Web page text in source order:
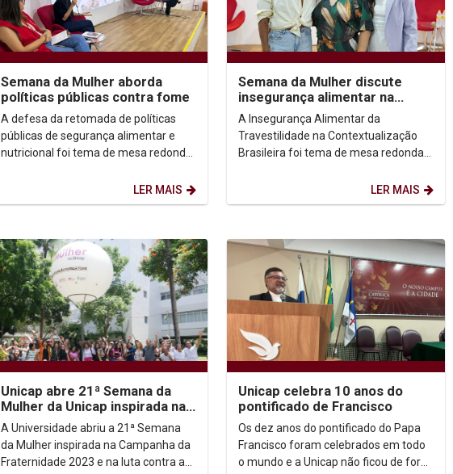
Semana da Mulher aborda
políticas públicas contra fome
A defesa da retomada de políticas
públicas de segurança alimentar e
nutricional foi tema de mesa redonda
programação da 21ª Semana...LER MAIS
Semana da Mulher discute
insegurança alimentar na
população LGBTQQIAPN+
A Insegurança Alimentar da
Travestilidade na Contextualização
Brasileira foi tema de mesa redonda
LER MAIS
Unicap abre 21ª Semana da
Mulher da Unicap inspirada na
Campanha da Fraternidade
2023
A Universidade abriu a 21ª Semana
da Mulher inspirada na Campanha da
Fraternidade 2023 e na luta contra a
Unicap celebra 10 anos do
pontificado de Francisco
Os dez anos do pontificado do Papa
Francisco foram celebrados em todo
o mundo e a Unicap não ficou de fora